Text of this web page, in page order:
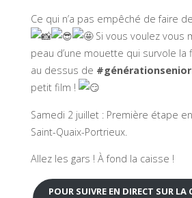
Ce qui n’a pas empêché de faire
Si vous voulez vous
peau d’une mouette qui survole
au dessus de
petit film !
Samedi 2 juillet : Première étape
Saint-Quaix-Portrieux.
Allez les gars ! À fond la caisse !
POUR SUIVRE EN DIRECT SUR LA